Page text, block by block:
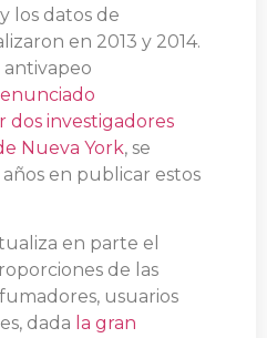
los datos de
en 2013 y 2014.
antivapeo
investigadores
Nueva York, se
en publicar estos
en parte el
de las
usuarios
dada la gran